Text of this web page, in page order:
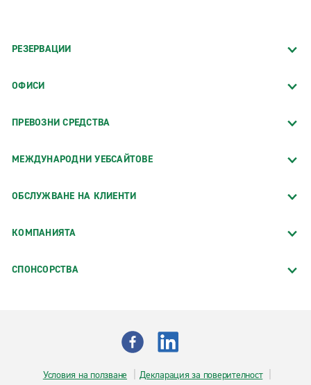
РЕЗЕРВАЦИИ
ОФИСИ
ПРЕВОЗНИ СРЕДСТВА
МЕЖДУНАРОДНИ УЕБСАЙТОВЕ
ОБСЛУЖВАНЕ НА КЛИЕНТИ
КОМПАНИЯТА
СПОНСОРСТВA
Условия на ползване Декларация за поверителност